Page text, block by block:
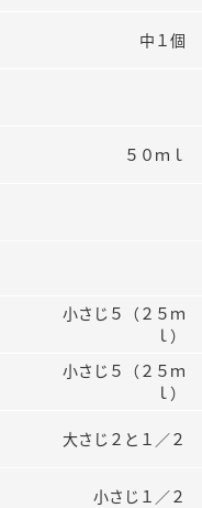
製造所固有記号一覧
中１個
５０ｍｌ
小さじ５（２５ｍ
ｌ）
小さじ５（２５ｍ
ｌ）
大さじ２と１／２
小さじ１／２